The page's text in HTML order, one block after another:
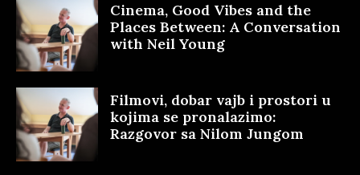
Cinema, Good Vibes and the
Places Between: A Conversation
with Neil Young
Filmovi, dobar vajb i prostori u
kojima se pronalazimo:
Razgovor sa Nilom Jungom